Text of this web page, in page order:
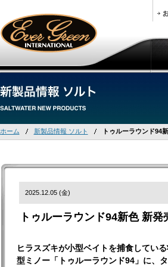
ホーム 新製品情報 ソルト トゥルーラウンド94
2025.12.05 (金)
トゥルーラウンド94新色 新発
ヒラスズキが小型ベイトを捕食してい
型ミノー「トゥルーラウンド94」に、